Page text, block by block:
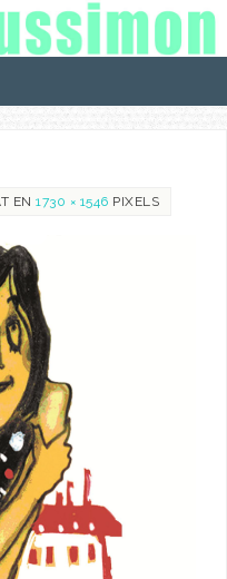
EN1730 × 1546 PIXELS